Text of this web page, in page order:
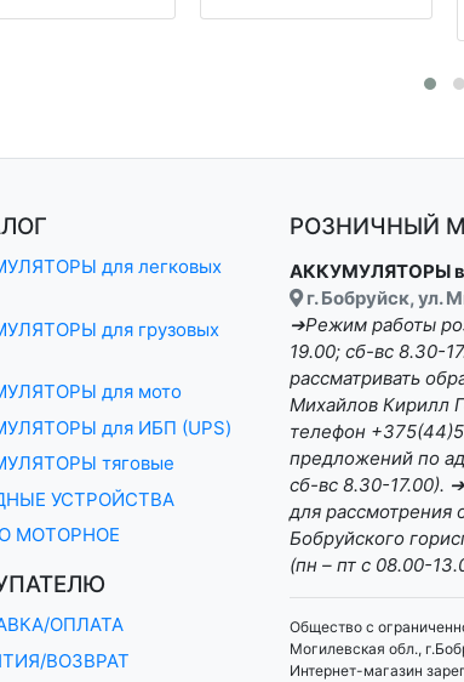
для легковых
для грузовых
для мото
для ИБП (UPS)
тяговые
УСТРОЙСТВА
МОТОРНОЕ
ОПЛАТА
ВОЗВРАТ
РОЗНИЧНЫЙ
АККУМУЛЯТОРЫ в
г. Бобруйск, ул.
➔Режим работы
19.00; сб-вс 8.30-
рассматривать
Михайлов Кирилл
телефон
предложений по
сб-вс 8.30-17.00).
для рассмотрения
Бобруйского
(пн – пт с 08.00-
Общество с
Могилевская обл.,
Интернет-магазин